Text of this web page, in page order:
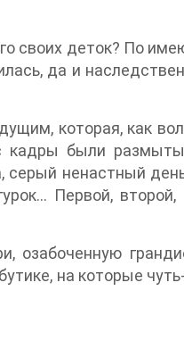
своих деток? По
да и
которая, как
кадры были
серый ненастный
Первой, второй,
озабоченную
на которые